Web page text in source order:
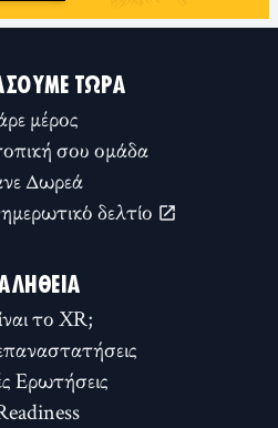
ΤΏΡΑ
μέρος
σου ομάδα
Δωρεά
δελτίο
το XR;
Ερωτήσεις